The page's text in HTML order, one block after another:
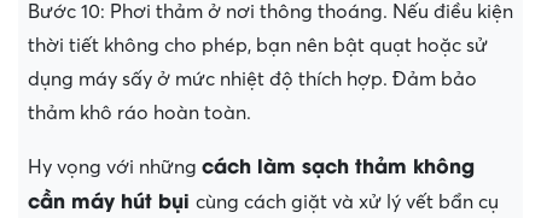
Bước 10: Phơi thảm ở nơi thông thoáng. Nếu điều kiện
thời tiết không cho phép, bạn nên bật quạt hoặc sử
dụng máy sấy ở mức nhiệt độ thích hợp. Đảm bảo
thảm khô ráo hoàn toàn.
Hy vọng với những cách làm sạch thảm không
cần máy hút bụi cùng cách giặt và xử lý vết bẩn cụ